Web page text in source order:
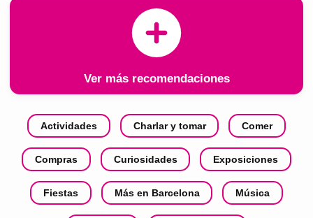
Ver más recomendaciones
Actividades Charlar y tomar Comer
Compras Curiosidades Exposiciones
Fiestas Más en Barcelona Música